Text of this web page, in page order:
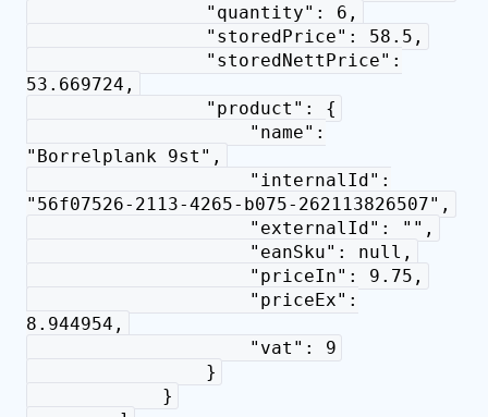
"quantity": 6,
"storedPrice": 58.5,
"storedNettPrice":
53.669724,
"product": {
"name":
"Borrelplank 9st",
"internalId":
"56f07526-2113-4265-b075-262113826507",
"externalId": "",
"eanSku": null,
"priceIn": 9.75,
"priceEx":
8.944954,
"vat": 9
}
}